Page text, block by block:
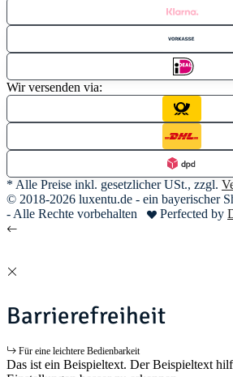
Wir versenden via:
* Alle Preise inkl. gesetzlicher USt., zzgl.
© 2018-2026 luxentu.de - ein bayerischer
- Alle Rechte vorbehalten
Perfected by
Barrierefreiheit
Für eine leichtere Bedienbarkeit
Das ist ein Beispieltext. Der Beispieltext